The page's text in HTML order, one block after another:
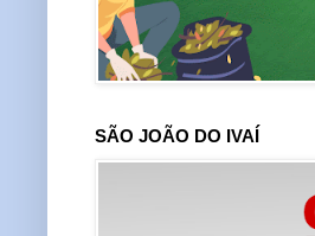
SÃO JOÃO DO IVAÍ